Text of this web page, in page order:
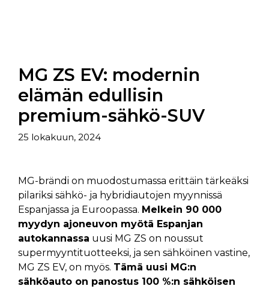
MG ZS EV: modernin
elämän edullisin
premium-sähkö-SUV
25 lokakuun, 2024
MG-brändi on muodostumassa erittäin tärkeäksi
pilariksi sähkö- ja hybridiautojen myynnissä
Espanjassa ja Euroopassa. Melkein 90 000
myydyn ajoneuvon myötä Espanjan
autokannassa uusi MG ZS on noussut
supermyyntituotteeksi, ja sen sähköinen vastine,
MG ZS EV, on myös. Tämä uusi MG:n
sähköauto on panostus 100 %:n sähköisen